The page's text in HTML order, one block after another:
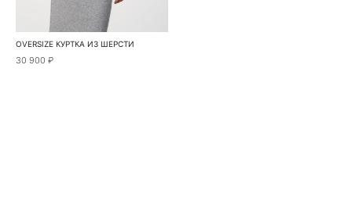
OVERSIZE КУРТКА ИЗ ШЕРСТИ
30 900 ₽